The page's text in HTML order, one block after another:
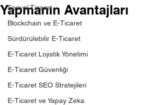
Sosyal Ticaret
Blockchain ve E-Ticaret
Sürdürülebilir E-Ticaret
E-Ticaret Lojistik Yönetimi
E-Ticaret Güvenliği
E-Ticaret SEO Stratejileri
E-Ticaret ve Yapay Zeka
Yapmanın Avantajları